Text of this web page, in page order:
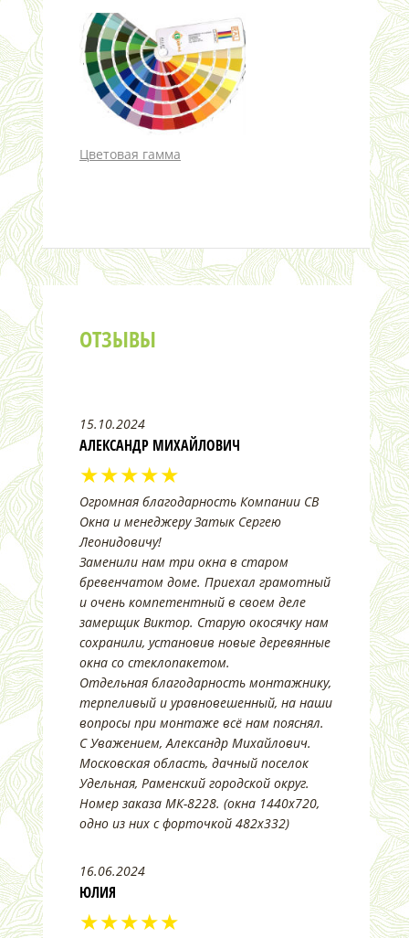
Цветовая гамма
ОТЗЫВЫ
15.10.2024
АЛЕКСАНДР МИХАЙЛОВИЧ
★★★★★
Огромная благодарность Компании СВ
Окна и менеджеру Затык Сергею
Леонидовичу!
Заменили нам три окна в старом
бревенчатом доме. Приехал грамотный
и очень компетентный в своем деле
замерщик Виктор. Старую окосячку нам
сохранили, установив новые деревянные
окна со стеклопакетом.
Отдельная благодарность монтажнику,
терпеливый и уравновешенный, на наши
вопросы при монтаже всё нам пояснял.
С Уважением, Александр Михайлович.
Московская область, дачный поселок
Удельная, Раменский городской округ.
Номер заказа МК-8228. (окна 1440х720,
одно из них с форточкой 482х332)
16.06.2024
ЮЛИЯ
★★★★★